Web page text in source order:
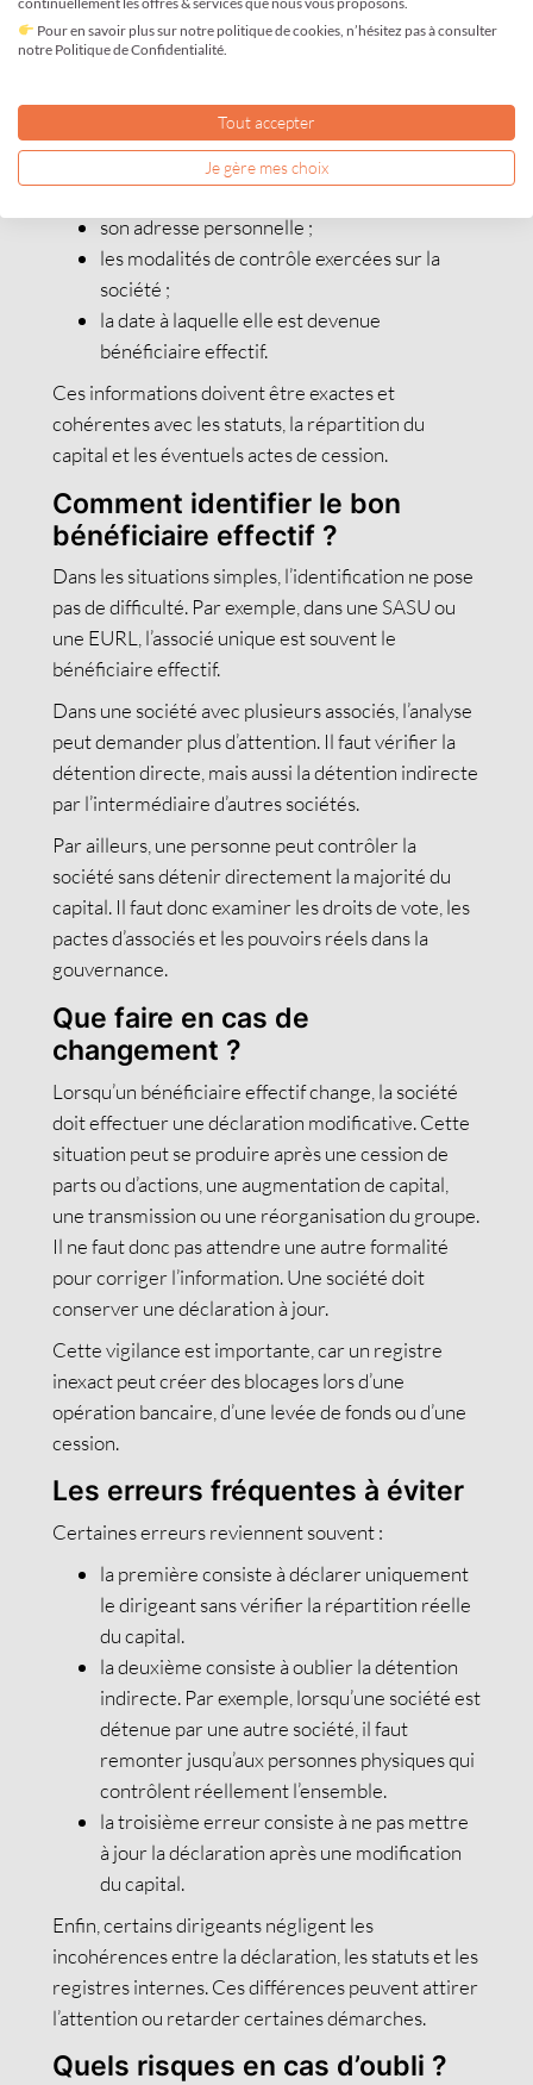
permettant d’identifier clairement le bénéficiaire
effectif.
l’identité de la personne concernée ;
sa date et son lieu de naissance ;
son adresse personnelle ;
les modalités de contrôle exercées sur la
société ;
la date à laquelle elle est devenue
bénéficiaire effectif.
Ces informations doivent être exactes et
cohérentes avec les statuts, la répartition du
capital et les éventuels actes de cession.
Comment identifier le bon
bénéficiaire effectif ?
Dans les situations simples, l’identification ne pose
pas de difficulté. Par exemple, dans une SASU ou
une EURL, l’associé unique est souvent le
bénéficiaire effectif.
Dans une société avec plusieurs associés, l’analyse
peut demander plus d’attention. Il faut vérifier la
détention directe, mais aussi la détention indirecte
par l’intermédiaire d’autres sociétés.
Par ailleurs, une personne peut contrôler la
société sans détenir directement la majorité du
capital. Il faut donc examiner les droits de vote, les
pactes d’associés et les pouvoirs réels dans la
gouvernance.
Que faire en cas de
changement ?
Lorsqu’un bénéficiaire effectif change, la société
doit effectuer une déclaration modificative. Cette
situation peut se produire après une cession de
parts ou d’actions, une augmentation de capital,
une transmission ou une réorganisation du groupe.
Il ne faut donc pas attendre une autre formalité
pour corriger l’information. Une société doit
conserver une déclaration à jour.
Cette vigilance est importante, car un registre
inexact peut créer des blocages lors d’une
opération bancaire, d’une levée de fonds ou d’une
cession.
Les erreurs fréquentes à éviter
Certaines erreurs reviennent souvent :
la première consiste à déclarer uniquement
le dirigeant sans vérifier la répartition réelle
du capital.
la deuxième consiste à oublier la détention
indirecte. Par exemple, lorsqu’une société est
détenue par une autre société, il faut
remonter jusqu’aux personnes physiques qui
contrôlent réellement l’ensemble.
la troisième erreur consiste à ne pas mettre
à jour la déclaration après une modification
du capital.
Enfin, certains dirigeants négligent les
incohérences entre la déclaration, les statuts et les
registres internes. Ces différences peuvent attirer
l’attention ou retarder certaines démarches.
Quels risques en cas d’oubli ?
Pour en savoir plus sur notre politique de cookies, n’hésitez pas à consulter
notre Politique de Confidentialité.
Tout accepter
Je gère mes choix